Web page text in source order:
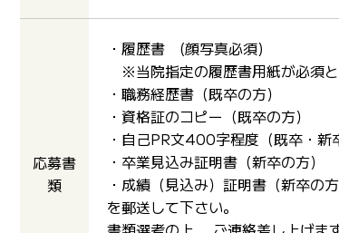
応募書
類
・履歴書 (顔写真必須)
※当院指定の履歴書用紙が必須と
・職務経歴書（既卒の方）
・資格証のコピー（既卒の方）
・自己PR文400字程度（既卒・新
・卒業見込み証明書（新卒の方）
・成績（見込み）証明書（新卒の方
を郵送して下さい。